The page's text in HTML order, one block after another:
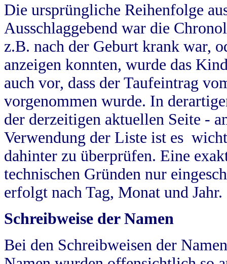
Die ursprüngliche Reihenfolge
Ausschlaggebend war die
z.B. nach der Geburt krank war,
anzeigen konnten, wurde das
auch vor, dass der Taufeintrag
vorgenommen wurde. In
der derzeitigen aktuellen Seite -
Verwendung der Liste ist es
dahinter zu überprüfen. Eine
technischen Gründen nur
erfolgt nach Tag, Monat und Jahr.
Schreibweise der Namen
Bei den Schreibweisen der